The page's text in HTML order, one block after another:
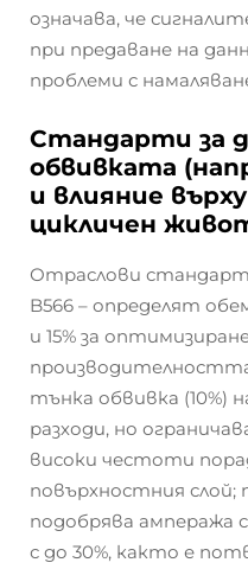
означава, че
при предаване на
проблеми с
Стандарти за
обвивката
и влияние
цикличен
Отраслови
B566 – определят
и 15% за
тънка обвивка (10%)
разходи, но
високи честоти
повърхностния слой;
подобрява ампеража
с до 30%, както е